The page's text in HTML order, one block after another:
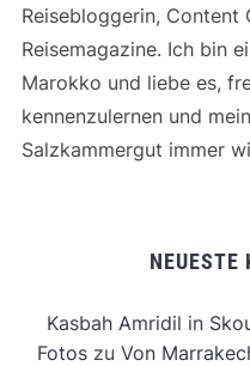
Reisebloggerin, Content
Reisemagazine. Ich bin
Marokko und liebe es,
kennenzulernen und
Salzkammergut immer
NEUESTE
Kasbah Amridil in
Fotoszu Von